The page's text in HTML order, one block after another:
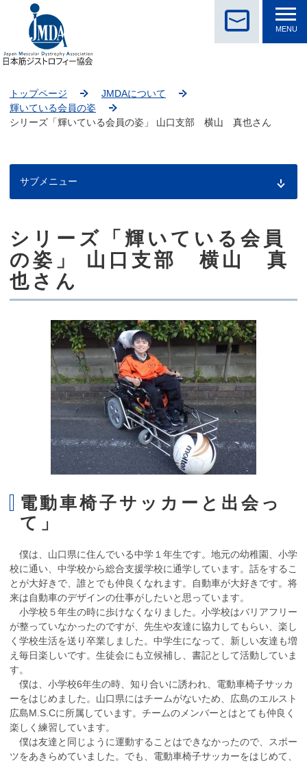
MENU
トップページ
JMDAについて
輝いている会員の姿
シリーズ「輝いている会員の姿」 山口支部 横山 真也さん
サブメニュー
こ
こ
か
ら
本
シリーズ「輝いている会員
の姿」 山口支部 横山 真
也さん
電動車椅子サッカーと出会っ
て」
僕は、山口県に住んでいる中学１年生です。地元の幼稚園、小学
校に通い、中学校から総合支援学校に通学しています。話をするこ
とが大好きで、誰とでも仲良くなれます。自動車が大好きです。将
来は自動車のデザインの仕事がしたいと思っています。
小学校５年生の時に歩けなくなりました。小学校はバリアフリー
が整っていなかったのですが、先生や友達に協力してもらい、楽し
く学校生活を送り卒業しました。中学生になって、新しい友達も増
え毎日楽しいです。生徒会にも立候補し、書記として活動していま
す。
僕は、小学校6年生の時、知り合いに誘われ、電動車椅子サッカ
ーをはじめました。山口県にはチームがないため、広島のエルスト
広島M.S.Cに所属しています。チームのメンバーとはとても仲良く
楽しく練習しています。
僕は友達と同じように運動することはできなかったので、スポー
ツをあきらめていました。でも、電動車椅子サッカーをはじめて、